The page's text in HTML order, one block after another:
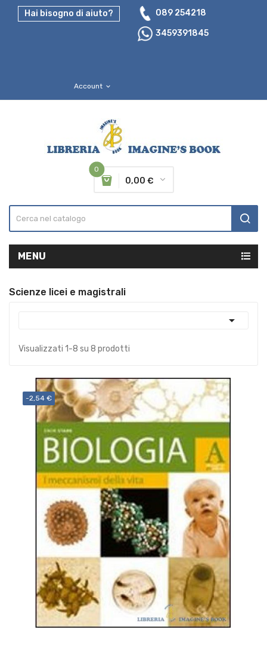
Hai bisogno di aiuto?
089 254218
3459391845
Account expand_more
0
0,00 €
MENU
Scienze licei e magistrali

Visualizzati 1-8 su 8 prodotti
-2,54 €
ACQUISTA